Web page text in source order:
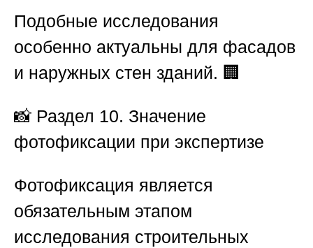
Подобные исследования
особенно актуальны для фасадов
и наружных стен зданий. 🏢
📸 Раздел 10. Значение
фотофиксации при экспертизе
Фотофиксация является
обязательным этапом
исследования строительных